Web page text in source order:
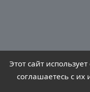
Этот сайт
соглашаетесь с их